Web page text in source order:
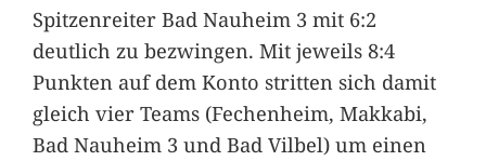
Spitzenreiter Bad Nauheim 3 mit 6:2
deutlich zu bezwingen. Mit jeweils 8:4
Punkten auf dem Konto stritten sich damit
gleich vier Teams (Fechenheim, Makkabi,
Bad Nauheim 3 und Bad Vilbel) um einen